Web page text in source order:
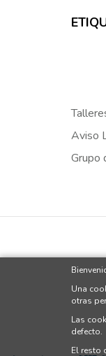
Aviso
Grupo
Una
otras
Las
defecto.
El resto